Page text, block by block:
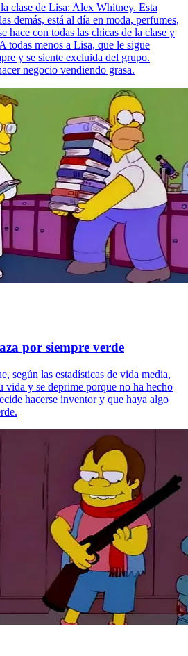
clase de Lisa: Alex Whitney. Esta
demás, está al día en moda, perfumes,
hace con todas las chicas de la clase y
todas menos a Lisa, que le sigue
y se siente excluida del grupo.
negocio vendiendo grasa.
por siempre verde
según las estadísticas de vida media,
vida y se deprime porque no ha hecho
hacerse inventor y que haya algo